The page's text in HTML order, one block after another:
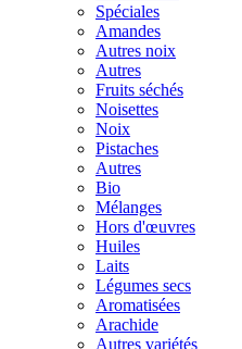
Spéciales
Amandes
Autres noix
Autres
Fruits séchés
Noisettes
Noix
Pistaches
Autres
Bio
Mélanges
Hors d'œuvres
Huiles
Laits
Légumes secs
Aromatisées
Arachide
Autres variétés